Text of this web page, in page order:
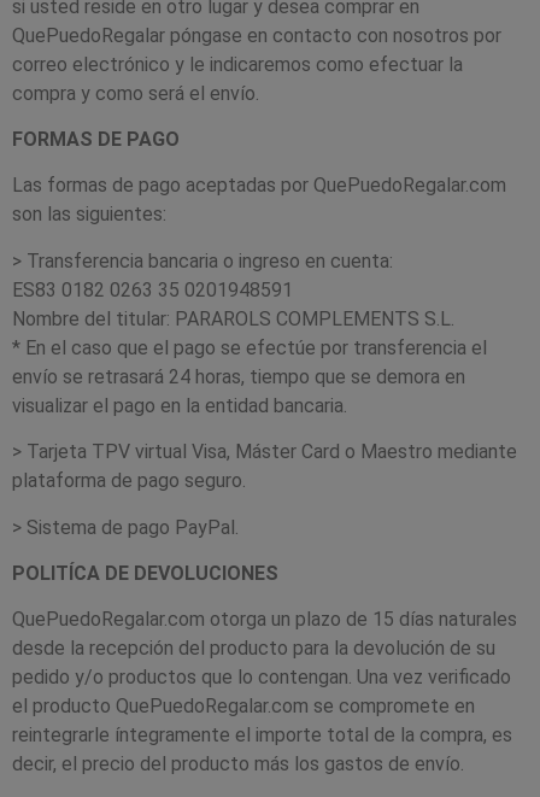
si usted reside en otro lugar y desea comprar en
QuePuedoRegalar póngase en contacto con nosotros por
correo electrónico y le indicaremos como efectuar la
compra y como será el envío.
FORMAS DE PAGO
Las formas de pago aceptadas por QuePuedoRegalar.com
son las siguientes:
> Transferencia bancaria o ingreso en cuenta:
ES83 0182 0263 35 0201948591
Nombre del titular: PARAROLS COMPLEMENTS S.L.
* En el caso que el pago se efectúe por transferencia el
envío se retrasará 24 horas, tiempo que se demora en
visualizar el pago en la entidad bancaria.
> Tarjeta TPV virtual Visa, Máster Card o Maestro mediante
plataforma de pago seguro.
> Sistema de pago PayPal.
POLITÍCA DE DEVOLUCIONES
QuePuedoRegalar.com otorga un plazo de 15 días naturales
desde la recepción del producto para la devolución de su
pedido y/o productos que lo contengan. Una vez verificado
el producto QuePuedoRegalar.com se compromete en
reintegrarle íntegramente el importe total de la compra, es
decir, el precio del producto más los gastos de envío.